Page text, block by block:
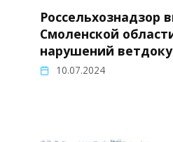
Россельхознадзор
Смоленской
нарушений
10.07.2024